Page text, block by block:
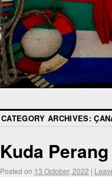
CATEGORY ARCHIVES:
Kuda
Posted on 13 October, 2022 |